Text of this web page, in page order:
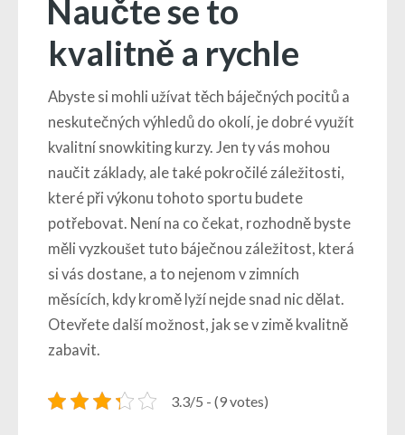
Naučte se to
kvalitně a rychle
Abyste si mohli užívat těch báječných pocitů a
neskutečných výhledů do okolí, je dobré využít
kvalitní snowkiting kurzy. Jen ty vás mohou
naučit základy, ale také pokročilé záležitosti,
které při výkonu tohoto sportu budete
potřebovat. Není na co čekat, rozhodně byste
měli vyzkoušet tuto báječnou záležitost, která
si vás dostane, a to nejenom v zimních
měsících, kdy kromě lyží nejde snad nic dělat.
Otevřete další možnost, jak se v zimě kvalitně
zabavit.
3.3/5 - (9 votes)